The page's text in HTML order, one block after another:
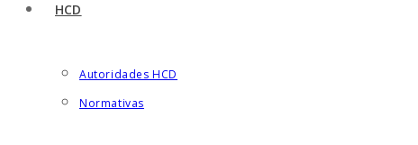
HCD
Autoridades HCD
Normativas